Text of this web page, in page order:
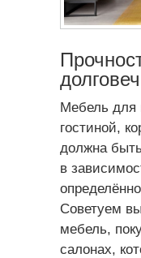
Мебель для
гостиной,
должна
в
Советуем
мебель,
салонах,